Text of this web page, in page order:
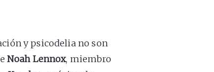
y psicodelia no son
Noah Lennox, miembro